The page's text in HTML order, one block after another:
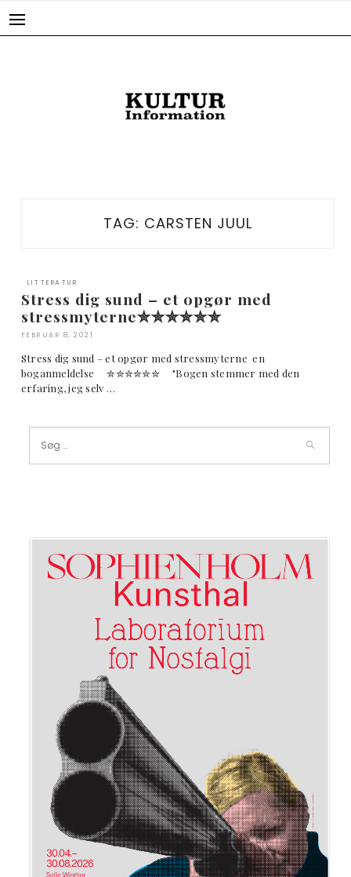
TAG: CARSTEN JUUL
LITTERATUR
Stress dig sund – et opgør med
stressmyterne✮✮✮✮✮✮
FEBRUAR 8, 2021
Stress dig sund – et opgør med stressmyterne en
boganmeldelse ✮✮✮✮✮✮ "Bogen stemmer med den
erfaring, jeg selv …